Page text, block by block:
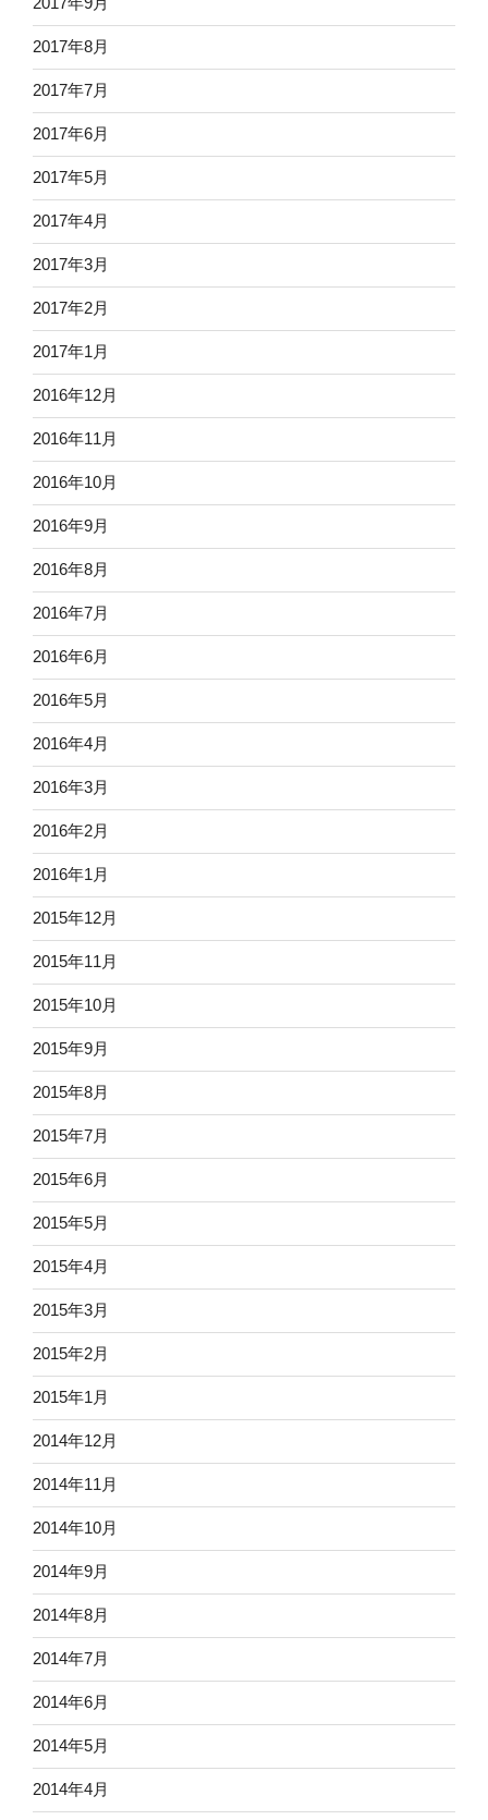
2017年8月
2017年7月
2017年6月
2017年5月
2017年4月
2017年3月
2017年2月
2017年1月
2016年12月
2016年11月
2016年10月
2016年9月
2016年8月
2016年7月
2016年6月
2016年5月
2016年4月
2016年3月
2016年2月
2016年1月
2015年12月
2015年11月
2015年10月
2015年9月
2015年8月
2015年7月
2015年6月
2015年5月
2015年4月
2015年3月
2015年2月
2015年1月
2014年12月
2014年11月
2014年10月
2014年9月
2014年8月
2014年7月
2014年6月
2014年5月
2014年4月